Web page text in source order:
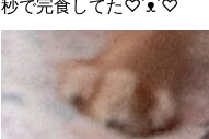
秒で完食してた♡˙ᴥ˙♡